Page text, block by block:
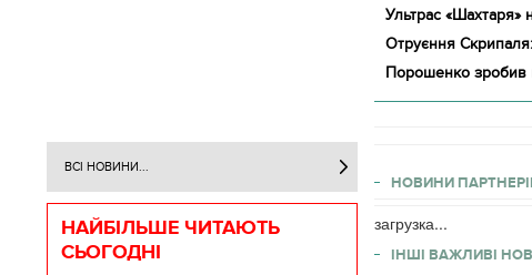
ВСІ НОВИНИ...
НАЙБІЛЬШЕ ЧИТАЮТЬ
СЬОГОДНІ
Ультрас «Шахтаря»
Отруєння
Порошенко зробив
НОВИНИ
загрузка...
ІНШІ ВАЖЛИВІ